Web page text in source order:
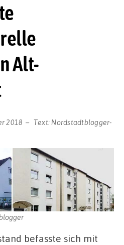
Alt-
2018 Text: Nordstadtblogger-
befasste sich mit